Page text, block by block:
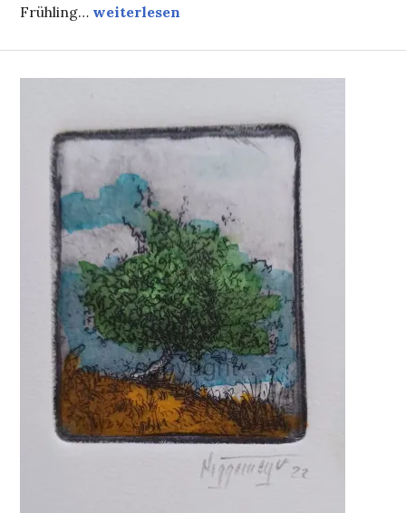
Frühling… Rock’n’Roll (last day) in paradies
weiterlesen